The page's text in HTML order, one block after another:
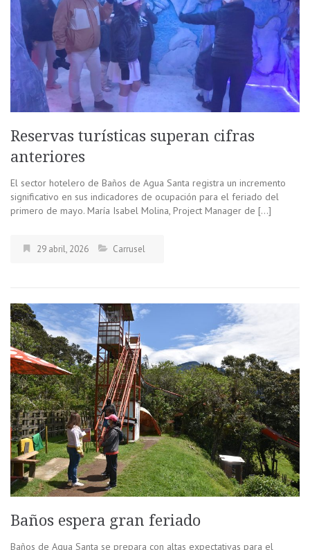
Reservas turísticas superan cifras
anteriores
El sector hotelero de Baños de Agua Santa registra un incremento
significativo en sus indicadores de ocupación para el feriado del
primero de mayo. María Isabel Molina, Project Manager de […]
29 abril, 2026 Carrusel
Baños espera gran feriado
Baños de Agua Santa se prepara con altas expectativas para el